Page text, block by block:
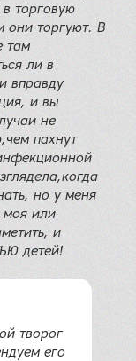
торговую
они торгуют. В
там
ли в
вправду
и вы
не
пахнут
но у меня
моя или
и
детей!
творог
его